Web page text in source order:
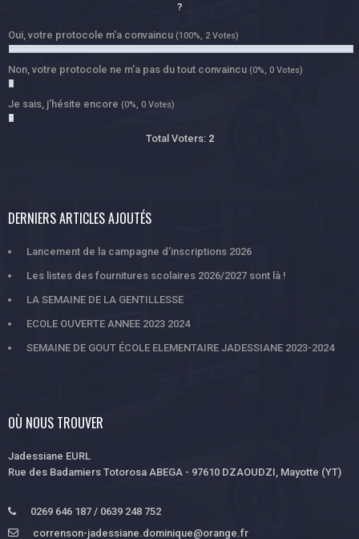
?
Oui, votre protocole m'a convaincu (100%, 2 Votes)
Non, votre protocole ne m'a pas du tout convaincu (0%, 0 Votes)
Je sais, j'hésite encore (0%, 0 Votes)
Total Voters: 2
DERNIERS ARTICLES AJOUTÉS
Lancement de la campagne d’inscriptions 2026
Les listes des fournitures scolaires 2026/2027 sont là !
LA SEMAINE DE LA GENTILLESSE
ECOLE OUVERTE ANNEE 2023 2024
SEMAINE DE GOUT ÉCOLE ELEMENTAIRE JADESSIANE 2023-2024
OÙ NOUS TROUVER
Jadessiane EURL
Rue des Badamiers Totorosa ABEGA - 97610 DZAOUDZI, Mayotte (YT)
0269 646 187 / 0639 248 752
correnson-jadessiane.dominique@orange.fr